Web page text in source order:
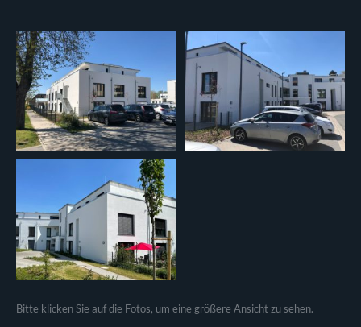
Bitte klicken Sie auf die Fotos, um eine größere Ansicht zu sehen.